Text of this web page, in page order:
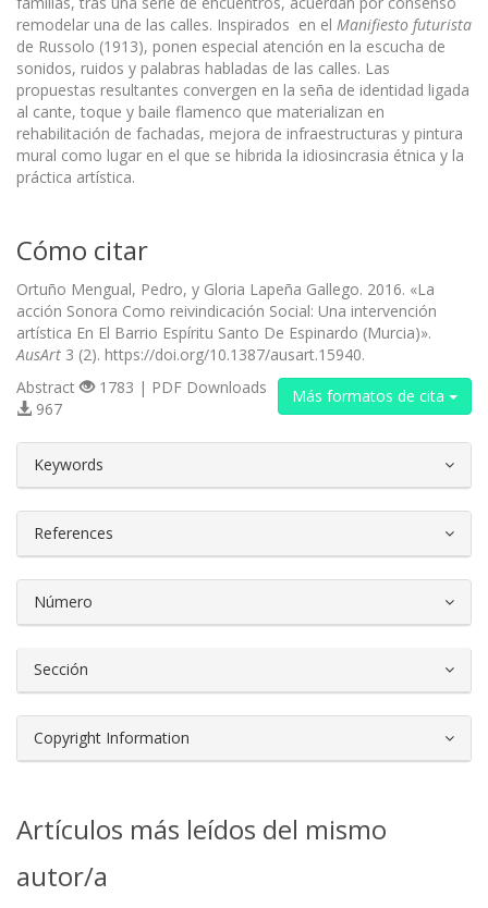
remodelar una de las calles. Inspirados en el Manifiesto futurista
de Russolo (1913), ponen especial atención en la escucha de
sonidos, ruidos y palabras habladas de las calles. Las
propuestas resultantes convergen en la seña de identidad ligada
al cante, toque y baile flamenco que materializan en
rehabilitación de fachadas, mejora de infraestructuras y pintura
mural como lugar en el que se hibrida la idiosincrasia étnica y la
práctica artística.
Cómo citar
Ortuño Mengual, Pedro, y Gloria Lapeña Gallego. 2016. «La
acción Sonora Como reivindicación Social: Una intervención
artística En El Barrio Espíritu Santo De Espinardo (Murcia)».
AusArt 3 (2). https://doi.org/10.1387/ausart.15940.
Más formatos de cita
Abstract
1783 | PDF Downloads
967
Keywords
References
Número
Sección
Copyright Information
Artículos más leídos del mismo
autor/a